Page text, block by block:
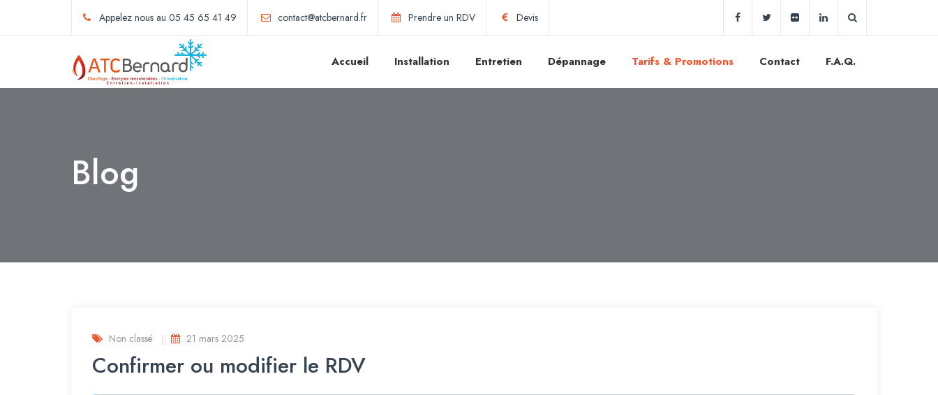
Appelez nous au 05 45 65 41 49 contact@atcbernard.fr Prendre un RDV Devis
Accueil Installation Entretien Dépannage Tarifs & Promotions Contact F.A.Q.
Blog
Non classé 21 mars 2025
Confirmer ou modifier le RDV